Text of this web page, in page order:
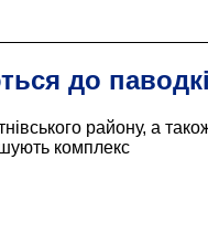
до
району, а
комплекс